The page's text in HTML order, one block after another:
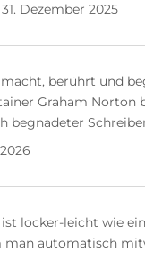
Dezember 2025
berührt und
Graham Norton
begnadeter
locker-leicht wie
man automatisch